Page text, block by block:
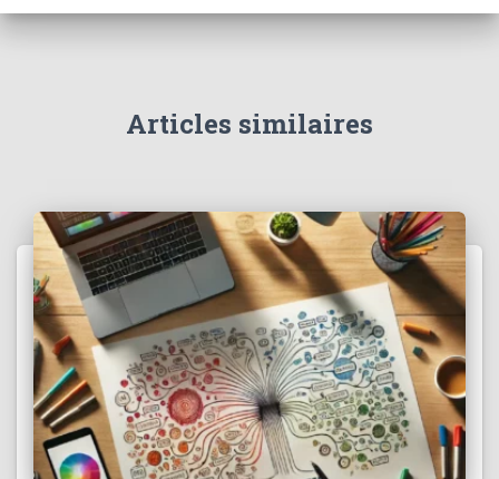
Articles similaires